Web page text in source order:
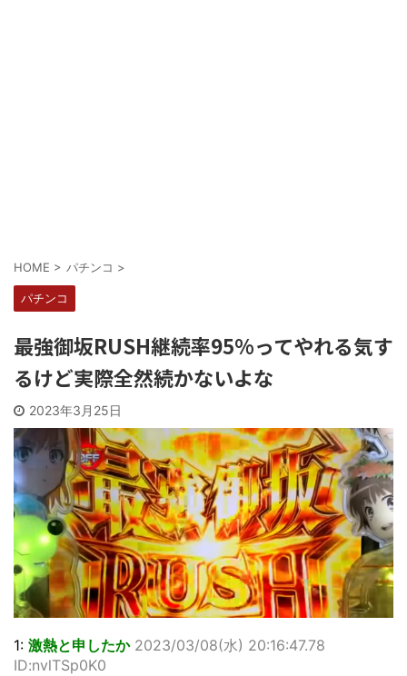
HOME > パチンコ >
パチンコ
最強御坂RUSH継続率95%ってやれる気す
るけど実際全然続かないよな
2023年3月25日
1: 激熱と申したか 2023/03/08(水) 20:16:47.78
ID:nvlTSp0K0